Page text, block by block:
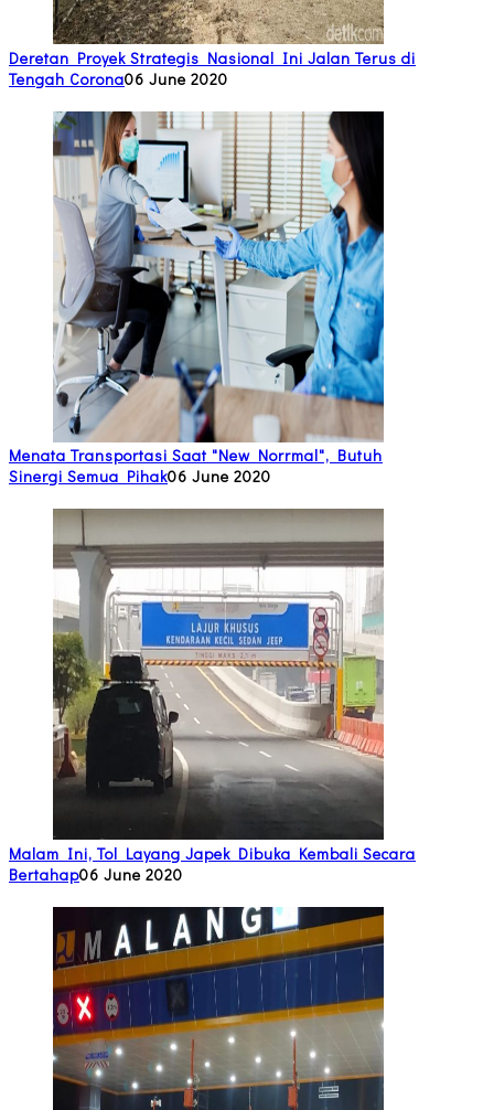
Deretan Proyek Strategis Nasional Ini Jalan Terus di
Tengah Corona06 June 2020
Menata Transportasi Saat "New Norrmal", Butuh
Sinergi Semua Pihak06 June 2020
Malam Ini, Tol Layang Japek Dibuka Kembali Secara
Bertahap06 June 2020